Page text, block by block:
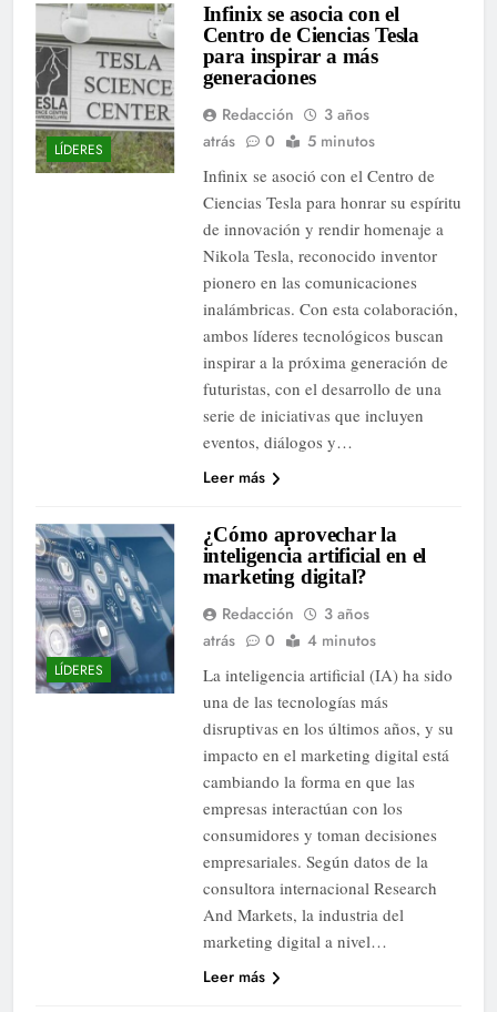
LÍDERES
Infinix se asocia con el
Centro de Ciencias Tesla
para inspirar a más
generaciones
Redacción
3 años
atrás
0
5 minutos
Infinix se asoció con el Centro de
Ciencias Tesla para honrar su espíritu
de innovación y rendir homenaje a
Nikola Tesla, reconocido inventor
pionero en las comunicaciones
inalámbricas. Con esta colaboración,
ambos líderes tecnológicos buscan
inspirar a la próxima generación de
futuristas, con el desarrollo de una
serie de iniciativas que incluyen
eventos, diálogos y…
Leer más
LÍDERES
¿Cómo aprovechar la
inteligencia artificial en el
marketing digital?
Redacción
3 años
atrás
0
4 minutos
La inteligencia artificial (IA) ha sido
una de las tecnologías más
disruptivas en los últimos años, y su
impacto en el marketing digital está
cambiando la forma en que las
empresas interactúan con los
consumidores y toman decisiones
empresariales. Según datos de la
consultora internacional Research
And Markets, la industria del
marketing digital a nivel…
Leer más